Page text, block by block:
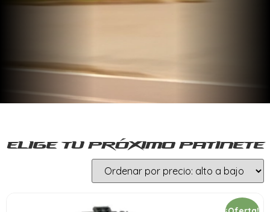
Elige tu próximo patinete